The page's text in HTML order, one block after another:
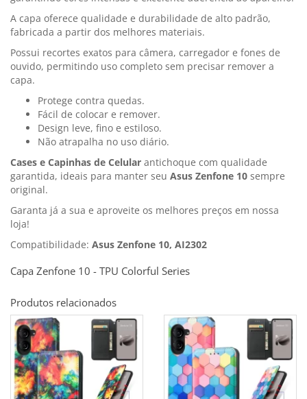
A capa oferece qualidade e durabilidade de alto padrão,
fabricada a partir dos melhores materiais.
Possui recortes exatos para câmera, carregador e fones de
ouvido, permitindo uso completo sem precisar remover a
capa.
Protege contra quedas.
Fácil de colocar e remover.
Design leve, fino e estiloso.
Não atrapalha no uso diário.
Cases e Capinhas de Celular antichoque com qualidade
garantida, ideais para manter seu Asus Zenfone 10 sempre
original.
Garanta já a sua e aproveite os melhores preços em nossa
loja!
Compatibilidade: Asus Zenfone 10, AI2302
Capa Zenfone 10 - TPU Colorful Series
Produtos relacionados